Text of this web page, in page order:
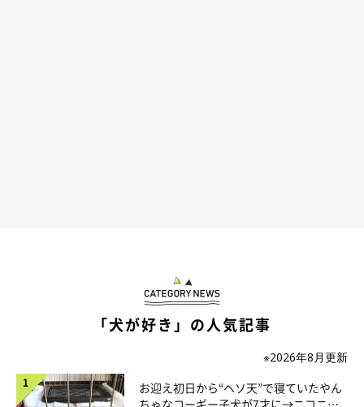
@mokaannsara_shiba
「犬が好き」の人気記事
※2026年8月更新
お迎え初日から“ヘソ天”で寝ていたやん